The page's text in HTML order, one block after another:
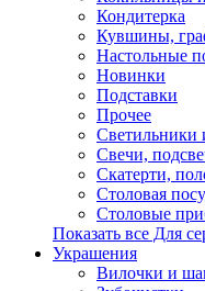
Кондитерка
Кувшины,
Настольные
Новинки
Подставки
Прочее
Светильники
Свечи,
Скатерти,
Столовая
Столовые
Показать все Для
Украшения
Вилочки и